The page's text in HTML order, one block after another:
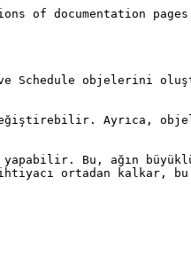
of documentation
Schedule objelerini
Ayrıca,
Bu, ağın
ortadan kalkar, bu